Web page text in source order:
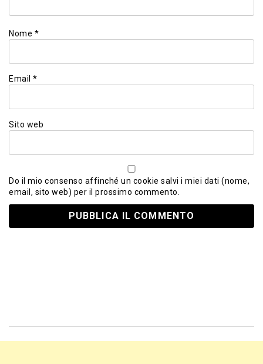
Nome *
Email *
Sito web
Do il mio consenso affinché un cookie salvi i miei dati (nome,
email, sito web) per il prossimo commento.